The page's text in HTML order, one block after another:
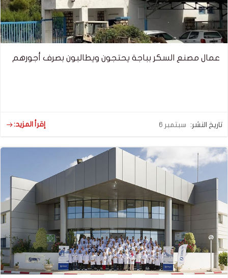
عمال مصنع السكر بباجة يحتجون ويطالبون بصرف أجورهم
تاريخ النشر: سبتمبر 6 إقرأ المزيد: